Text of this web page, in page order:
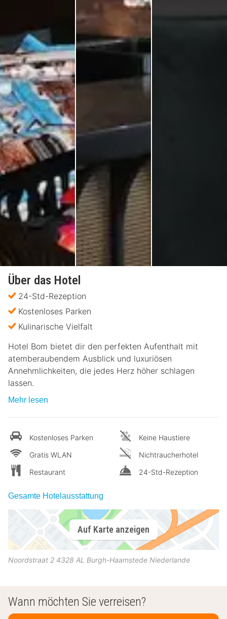
Über das Hotel
24-Std-Rezeption
Kostenloses Parken
Kulinarische Vielfalt
Hotel Bom bietet dir den perfekten Aufenthalt mit
atemberaubendem Ausblick und luxuriösen
Annehmlichkeiten, die jedes Herz höher schlagen
lassen.
Mehr lesen
Kostenloses Parken
Gratis WLAN
Restaurant
Keine Haustiere
Nichtraucherhotel
24-Std-Rezeption
Gesamte Hotelausstattung
Auf Karte anzeigen
Noordstraat 2 4328 AL Burgh-Haamstede Niederlande
Wann möchten Sie verreisen?